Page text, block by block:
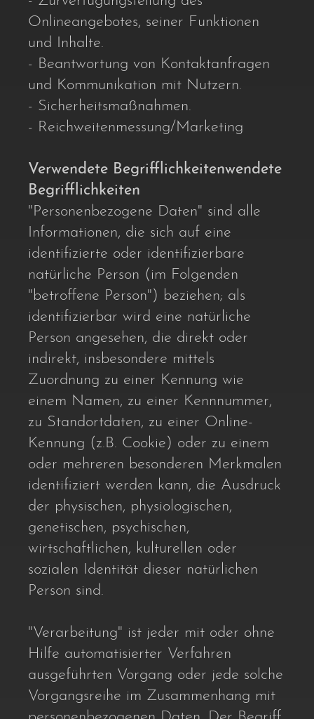
Onlineangebotes, seiner Funktionen
und Inhalte.
- Beantwortung von Kontaktanfragen
und Kommunikation mit Nutzern.
- Sicherheitsmaßnahmen.
- Reichweitenmessung/Marketing
Verwendete Begrifflichkeitenwendete
Begrifflichkeiten
"Personenbezogene Daten" sind alle
Informationen, die sich auf eine
identifizierte oder identifizierbare
natürliche Person (im Folgenden
"betroffene Person") beziehen; als
identifizierbar wird eine natürliche
Person angesehen, die direkt oder
indirekt, insbesondere mittels
Zuordnung zu einer Kennung wie
einem Namen, zu einer Kennnummer,
zu Standortdaten, zu einer Online-
Kennung (z.B. Cookie) oder zu einem
oder mehreren besonderen Merkmalen
identifiziert werden kann, die Ausdruck
der physischen, physiologischen,
genetischen, psychischen,
wirtschaftlichen, kulturellen oder
sozialen Identität dieser natürlichen
Person sind.
"Verarbeitung" ist jeder mit oder ohne
Hilfe automatisierter Verfahren
ausgeführten Vorgang oder jede solche
Vorgangsreihe im Zusammenhang mit